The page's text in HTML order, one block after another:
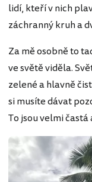
lidí, kteří v nich
záchranný kruh a
Za mě osobně to
ve světě viděla.
zelené a hlavně
si musíte dávat
To jsou velmi